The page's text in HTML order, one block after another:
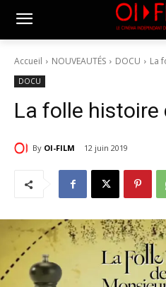
Accueil NOUVEAUTÉS DOCU La
DOCU
La folle histoire
By OI-FILM 12 juin 2019